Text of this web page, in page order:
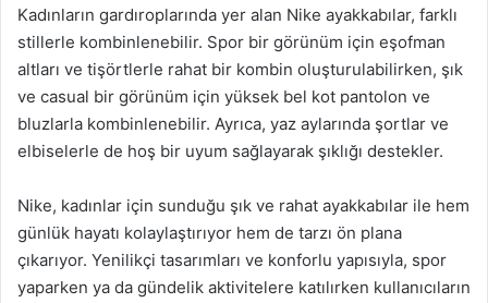
Kadınların gardıroplarında yer alan Nike ayakkabılar, farklı
stillerle kombinlenebilir. Spor bir görünüm için eşofman
altları ve tişörtlerle rahat bir kombin oluşturulabilirken, şık
ve casual bir görünüm için yüksek bel kot pantolon ve
bluzlarla kombinlenebilir. Ayrıca, yaz aylarında şortlar ve
elbiselerle de hoş bir uyum sağlayarak şıklığı destekler.
Nike, kadınlar için sunduğu şık ve rahat ayakkabılar ile hem
günlük hayatı kolaylaştırıyor hem de tarzı ön plana
çıkarıyor. Yenilikçi tasarımları ve konforlu yapısıyla, spor
yaparken ya da gündelik aktivitelere katılırken kullanıcıların